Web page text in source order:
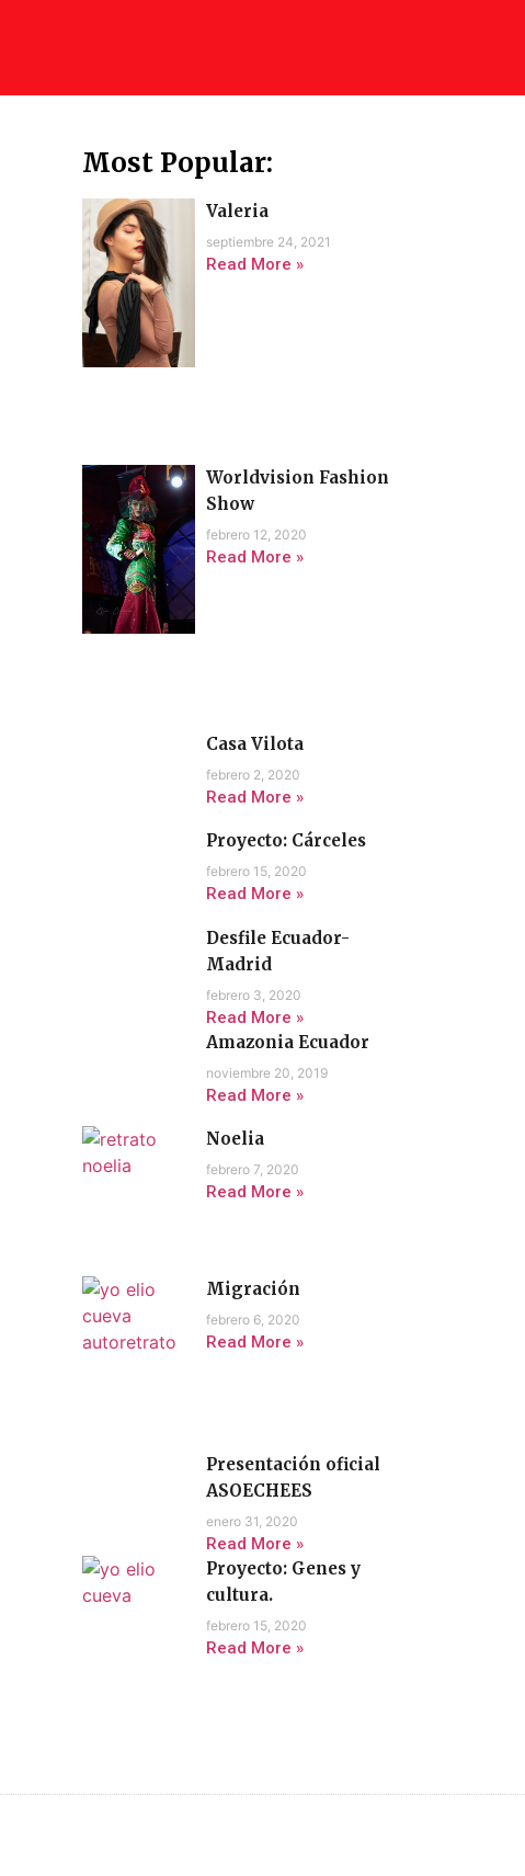
Most Popular:
Valeria
septiembre 24, 2021
Read More »
Worldvision Fashion
Show
febrero 12, 2020
Read More »
Casa Vilota
febrero 2, 2020
Read More »
Proyecto: Cárceles
febrero 15, 2020
Read More »
Desfile Ecuador-
Madrid
febrero 3, 2020
Read More »
Amazonia Ecuador
noviembre 20, 2019
Read More »
Noelia
febrero 7, 2020
Read More »
Migración
febrero 6, 2020
Read More »
Presentación oficial
ASOECHEES
enero 31, 2020
Read More »
Proyecto: Genes y
cultura.
febrero 15, 2020
Read More »